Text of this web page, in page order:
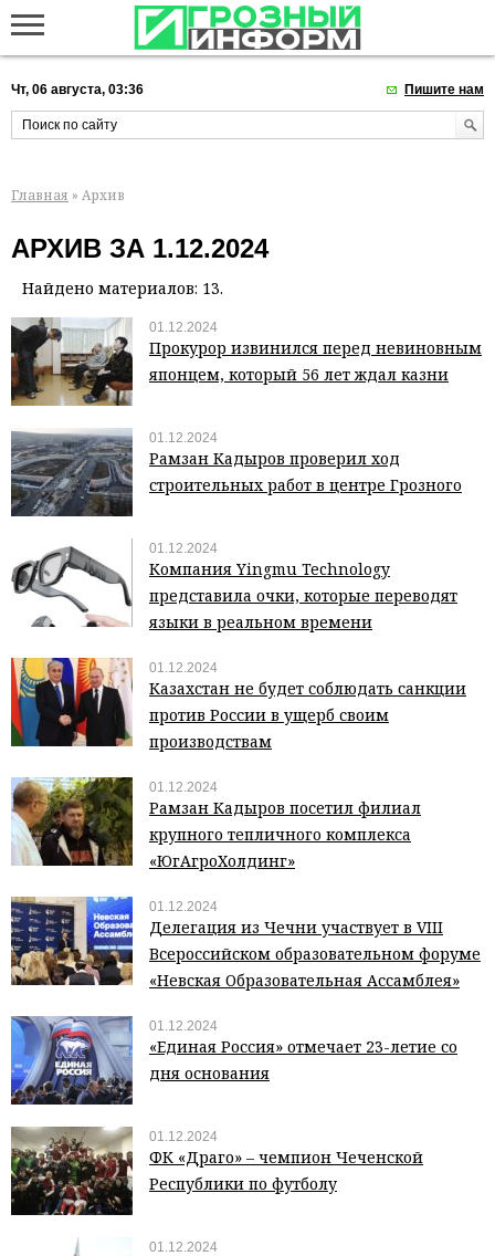
Чт, 06 августа, 03:36 Пишите нам
Главная » Архив
АРХИВ ЗА 1.12.2024
Найдено материалов: 13.
01.12.2024
Прокурор извинился перед невиновным
японцем, который 56 лет ждал казни
01.12.2024
Рамзан Кадыров проверил ход
строительных работ в центре Грозного
01.12.2024
Компания Yingmu Technology
представила очки, которые переводят
языки в реальном времени
01.12.2024
Казахстан не будет соблюдать санкции
против России в ущерб своим
производствам
01.12.2024
Рамзан Кадыров посетил филиал
крупного тепличного комплекса
«ЮгАгроХолдинг»
01.12.2024
Делегация из Чечни участвует в VIII
Всероссийском образовательном форуме
«Невская Образовательная Ассамблея»
01.12.2024
«Единая Россия» отмечает 23-летие со
дня основания
01.12.2024
ФК «Драго» – чемпион Чеченской
Республики по футболу
01.12.2024